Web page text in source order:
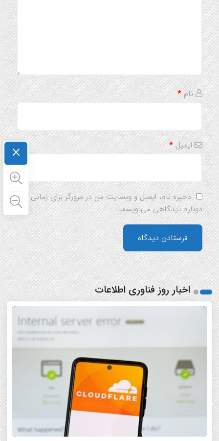
نام*
ایمیل*
ذخیره نام، ایمیل و وبسایت من در مرورگر برای زمانی که
دوباره دیدگاهی می‌نویسم.
اخبار روز فناوری اطلاعات
×